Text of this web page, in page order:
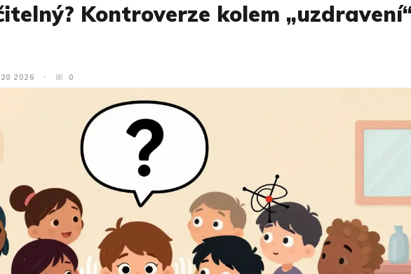
Kontroverze kolem
20 2026 0